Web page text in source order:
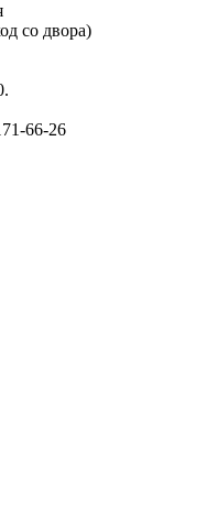
со двора)
66-26